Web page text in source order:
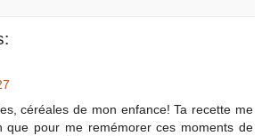
céréales de mon enfance! Ta recette me
que pour me remémorer ces moments de